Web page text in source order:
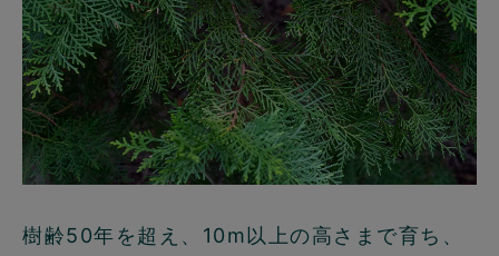
樹齢50年を超え、10m以上の高さまで育ち、